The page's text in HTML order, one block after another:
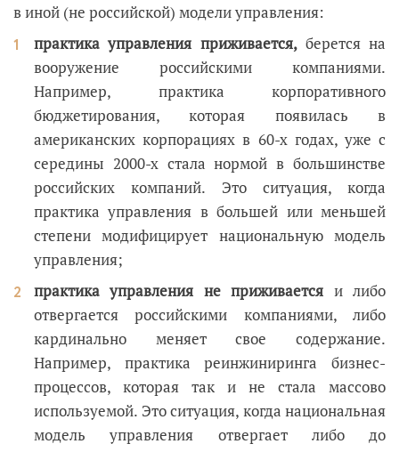
в иной (не российской) модели управления:
практика управления приживается,берется на
вооружение российскими компаниями.
Например, практика корпоративного
бюджетирования, которая появилась в
американских корпорациях в 60-х годах, уже с
середины 2000-х стала нормой в большинстве
российских компаний. Это ситуация, когда
практика управления в большей или меньшей
степени модифицирует национальную модель
управления;
практика управления не приживается и либо
отвергается российскими компаниями, либо
кардинально меняет свое содержание.
Например, практика реинжиниринга бизнес-
процессов, которая так и не стала массово
используемой. Это ситуация, когда национальная
модель управления отвергает либо до